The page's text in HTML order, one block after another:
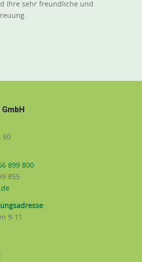
Ihre sehr freundliche und
60
899 800
855
9-11